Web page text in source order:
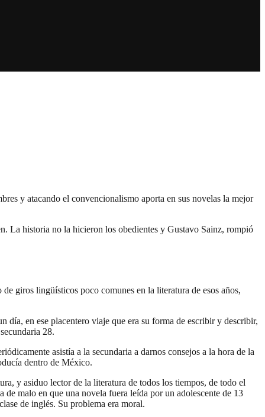
y atacando el convencionalismo aporta en sus novelas la mejor
La historia no la hicieron los obedientes y Gustavo Sainz, rompió
giros lingüísticos poco comunes en la literatura de esos años,
día, en ese placentero viaje que era su forma de escribir y describir,
28.
asistía a la secundaria a darnos consejos a la hora de la
dentro de México.
y asiduo lector de la literatura de todos los tiempos, de todo el
malo en que una novela fuera leída por un adolescente de 13
de inglés. Su problema era moral.